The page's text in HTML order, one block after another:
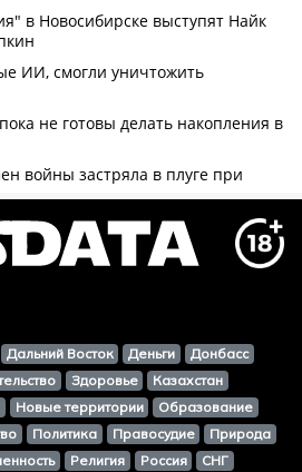
Дальний Восток Деньги
Донбасс
Здоровье
Казахстан
Новые территории
Образование
Политика Правосудие
Природа
Религия Россия СНГ